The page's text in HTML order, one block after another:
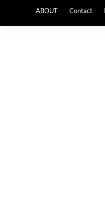
ABOUT Contact